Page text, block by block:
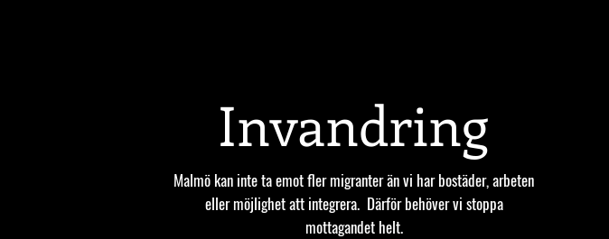
Invandring
Malmö kan inte ta emot fler migranter än vi har bostäder, arbeten
eller möjlighet att integrera. Därför behöver vi stoppa
mottagandet helt.